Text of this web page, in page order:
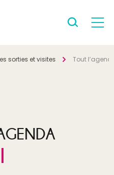
sorties et visites Tout